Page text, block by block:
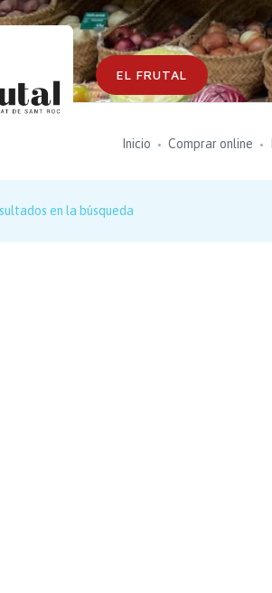
EL FRUTAL
Inicio Comprar online
en la búsqueda